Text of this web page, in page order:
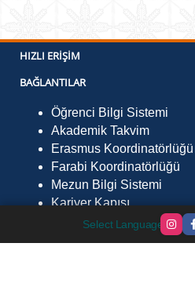
Select Language ▼
HIZLI ERIŞIM
BAĞLANTILAR
Öğrenci Bilgi Sistemi
Akademik Takvim
Erasmus Koordinatörlüğü
Farabi Koordinatörlüğü
Mezun Bilgi Sistemi
Kariyer Kapısı